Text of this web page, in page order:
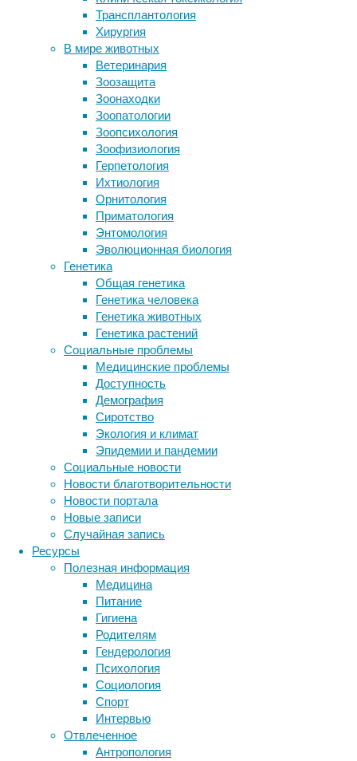
Трансплантология
Хирургия
В мире животных
Ветеринария
Зоозащита
Зоонаходки
Зоопатологии
Зоопсихология
Зоофизиология
Герпетология
Ихтиология
Орнитология
Приматология
Энтомология
Эволюционная биология
Генетика
Общая генетика
Генетика человека
Генетика животных
Генетика растений
Социальные проблемы
Медицинские проблемы
Доступность
Демография
Сиротство
Экология и климат
Эпидемии и пандемии
Социальные новости
Новости благотворительности
Новости портала
Новые записи
Случайная запись
Ресурсы
Полезная информация
Медицина
Питание
Гигиена
Родителям
Гендерология
Психология
Социология
Спорт
Интервью
Отвлеченное
Антропология
сердечно-
сосудистой
системы
27/05/2026,
13:41
27/05/2026
Эхокардиография
(УЗИ
сердца):
высокоточный
ультразвуковой
метод
оценки
анатомии
и
функции
сердечно-
сосудистой
системы
Для
поддержания
стабильной
жизнедеятельности
Почему вы не можете похудеть
Ай-ай и медленный лори любят
выпить
Машинное обучение находит гены
аутизма
Следите за новостями
Метки
ДНК бактерии биология
биотехнология
генетика дети
здоровье знания